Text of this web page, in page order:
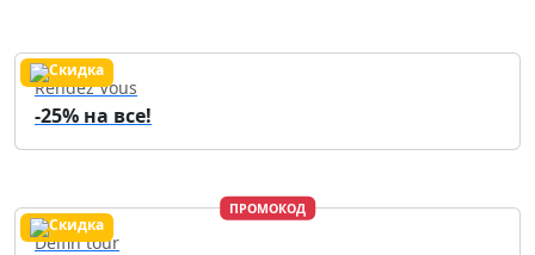
Rendez Vous
-25% на все!
ПРОМОКОД
Delfin tour